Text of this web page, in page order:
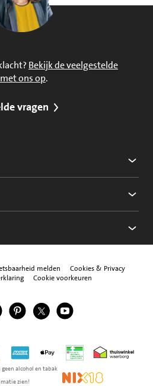
Bekijk de veelgestelde
ons op.
vragen
melden
Cookies & Privacy
Cookie voorkeuren
Instagram
Jumbo Pinterest
Jumbo Twitter
Jumbo YouTube
American Express
Apple Pay Thuiswinkel
alcohol en tabak
zien!
NIX18